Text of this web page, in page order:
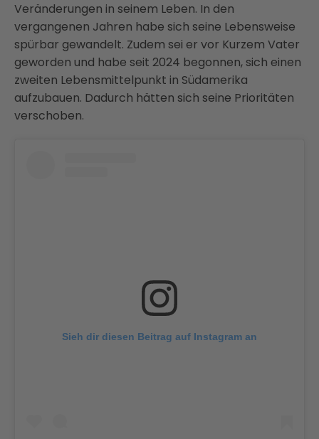
Veränderungen in seinem Leben. In den
vergangenen Jahren habe sich seine Lebensweise
spürbar gewandelt. Zudem sei er vor Kurzem Vater
geworden und habe seit 2024 begonnen, sich einen
zweiten Lebensmittelpunkt in Südamerika
aufzubauen. Dadurch hätten sich seine Prioritäten
verschoben.
Sieh dir diesen Beitrag auf Instagram an